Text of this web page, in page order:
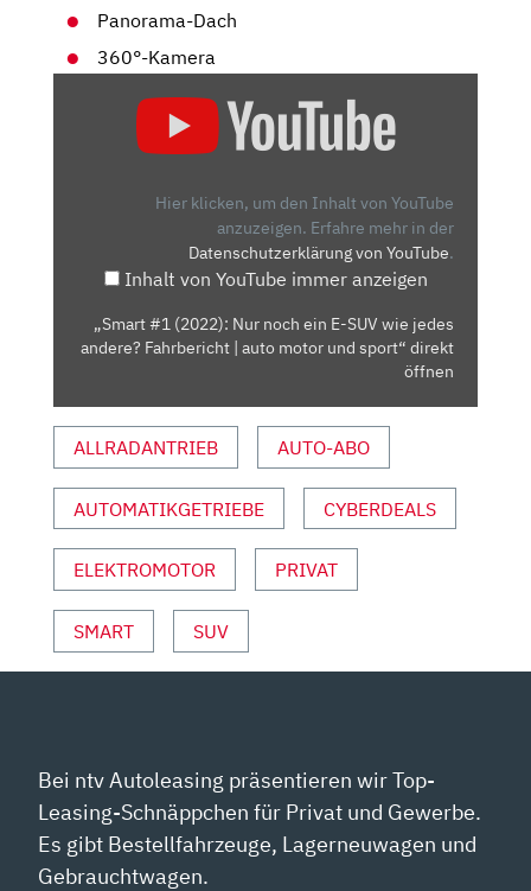
Panorama-Dach
360°-Kamera
JEDES
|
AUTO
MOTOR
UND
VON
YOUTUBE
ANZEIGEN
Hier klicken, um den Inhalt von YouTube
anzuzeigen. Erfahre mehr in der
Datenschutzerklärung von YouTube.
Inhalt von YouTube immer anzeigen
„Smart #1 (2022): Nur noch ein E-SUV wie jedes
andere? Fahrbericht | auto motor und sport“ direkt
öffnen
ALLRADANTRIEB AUTO-ABO
AUTOMATIKGETRIEBE CYBERDEALS
ELEKTROMOTOR PRIVAT
SMART SUV
Bei ntv Autoleasing präsentieren wir Top-
Leasing-Schnäppchen für Privat und Gewerbe.
Es gibt Bestellfahrzeuge, Lagerneuwagen und
Gebrauchtwagen.